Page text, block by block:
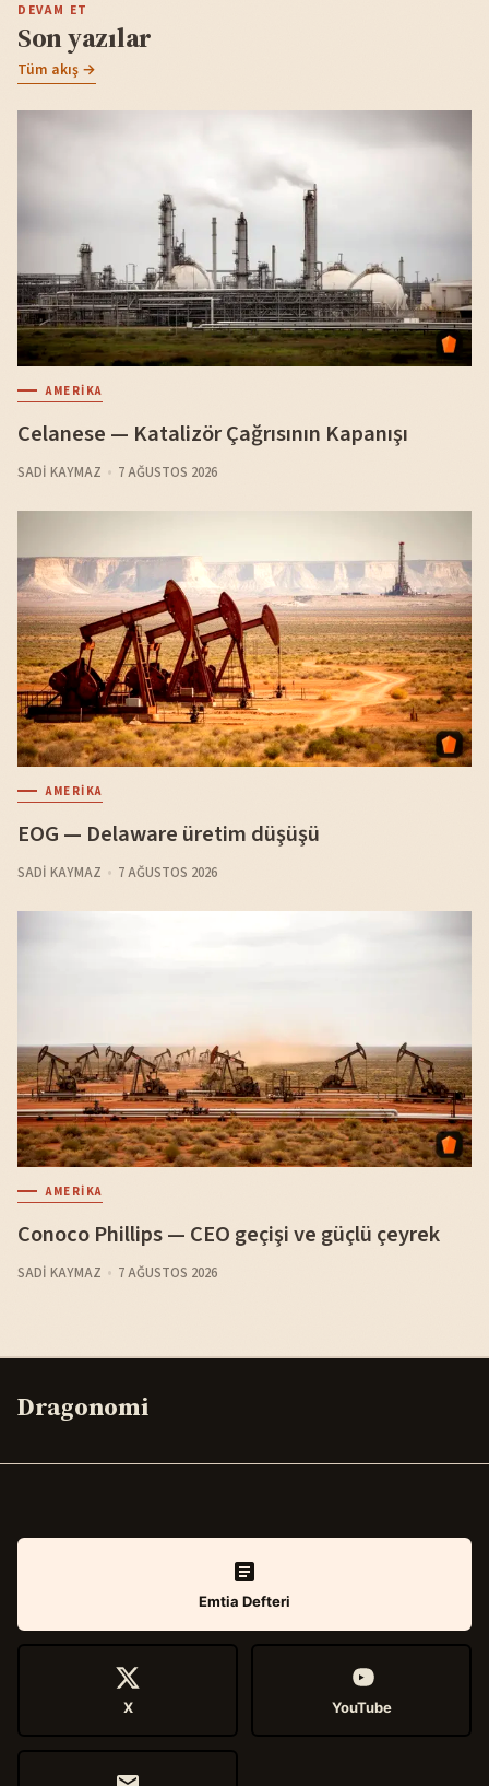
DEVAM ET
Son yazılar
Tüm akış →
AMERIKA
Celanese — Katalizör Çağrısının Kapanışı
SADI KAYMAZ 7 AĞUSTOS 2026
AMERIKA
EOG — Delaware üretim düşüşü
SADI KAYMAZ 7 AĞUSTOS 2026
AMERIKA
Conoco Phillips — CEO geçişi ve güçlü çeyrek
SADI KAYMAZ 7 AĞUSTOS 2026
Dragonomi
Emtia Defteri
X YouTube